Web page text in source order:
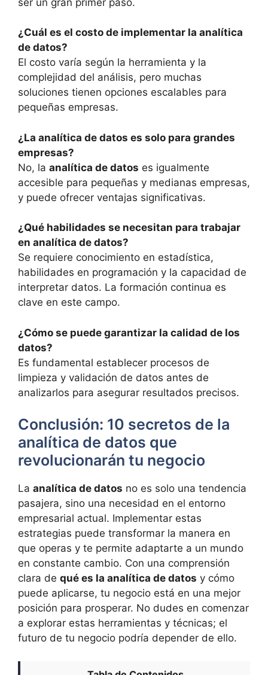
¿Cuál es el costo de implementar la analítica
de datos?
El costo varía según la herramienta y la
complejidad del análisis, pero muchas
soluciones tienen opciones escalables para
pequeñas empresas.
¿La analítica de datos es solo para grandes
empresas?
No, la analítica de datos es igualmente
accesible para pequeñas y medianas empresas,
y puede ofrecer ventajas significativas.
¿Qué habilidades se necesitan para trabajar
en analítica de datos?
Se requiere conocimiento en estadística,
habilidades en programación y la capacidad de
interpretar datos. La formación continua es
clave en este campo.
¿Cómo se puede garantizar la calidad de los
datos?
Es fundamental establecer procesos de
limpieza y validación de datos antes de
analizarlos para asegurar resultados precisos.
Conclusión: 10 secretos de la
analítica de datos que
revolucionarán tu negocio
La analítica de datos no es solo una tendencia
pasajera, sino una necesidad en el entorno
empresarial actual. Implementar estas
estrategias puede transformar la manera en
que operas y te permite adaptarte a un mundo
en constante cambio. Con una comprensión
clara de qué es la analítica de datos y cómo
puede aplicarse, tu negocio está en una mejor
posición para prosperar. No dudes en comenzar
a explorar estas herramientas y técnicas; el
futuro de tu negocio podría depender de ello.